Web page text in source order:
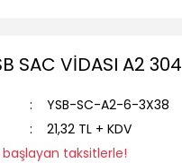
SAC VİDASI A2 304
YSB-SC-A2-6-3X38
21,32 TL + KDV
başlayan taksitlerle!